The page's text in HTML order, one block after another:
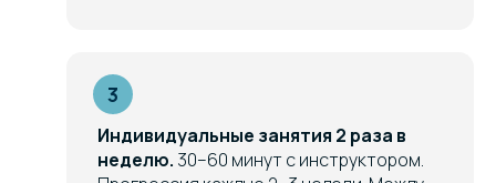
Индивидуальные занятия 2 раза в
неделю. 30–60 минут с инструктором.